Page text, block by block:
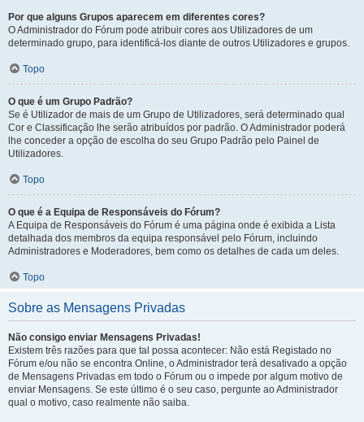
Por que alguns Grupos aparecem em diferentes cores?
O Administrador do Fórum pode atribuir cores aos Utilizadores de um
determinado grupo, para identificá-los diante de outros Utilizadores e grupos.
Topo
O que é um Grupo Padrão?
Se é Utilizador de mais de um Grupo de Utilizadores, será determinado qual
Cor e Classificação lhe serão atribuídos por padrão. O Administrador poderá
lhe conceder a opção de escolha do seu Grupo Padrão pelo Painel de
Utilizadores.
Topo
O que é a Equipa de Responsáveis do Fórum?
A Equipa de Responsáveis do Fórum é uma página onde é exibida a Lista
detalhada dos membros da equipa responsável pelo Fórum, incluindo
Administradores e Moderadores, bem como os detalhes de cada um deles.
Topo
Sobre as Mensagens Privadas
Não consigo enviar Mensagens Privadas!
Existem três razões para que tal possa acontecer: Não está Registado no
Fórum e/ou não se encontra Online, o Administrador terá desativado a opção
de Mensagens Privadas em todo o Fórum ou o impede por algum motivo de
enviar Mensagens. Se este último é o seu caso, pergunte ao Administrador
qual o motivo, caso realmente não saiba.